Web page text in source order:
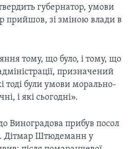
губернатор, умови
прийшов, зі зміною влади в
тому, що було, і тому, що
призначений
тоді були умови морально-
і які сьогодні».
Виноградова прибув посол
Дітмар Штюдеманн у